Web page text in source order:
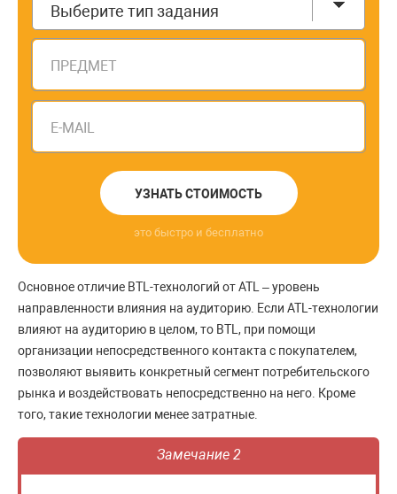
Выберите тип задания
ПРЕДМЕТ
E-MAIL
УЗНАТЬ СТОИМОСТЬ
это быстро и бесплатно
Основное отличие ВТL-технологий от АТL – уровень
направленности влияния на аудиторию. Если АТL-технологии
влияют на аудиторию в целом, то ВТL, при помощи
организации непосредственного контакта с покупателем,
позволяют выявить конкретный сегмент потребительского
рынка и воздействовать непосредственно на него. Кроме
того, такие технологии менее затратные.
Замечание 2